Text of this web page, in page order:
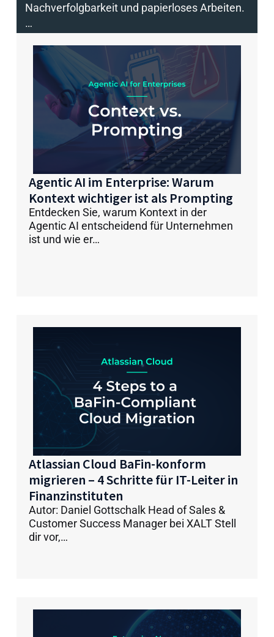
Nachverfolgbarkeit und papierloses Arbeiten.
…
Agentic AI im Enterprise: Warum
Kontext wichtiger ist als Prompting
Entdecken Sie, warum Kontext in der
Agentic AI entscheidend für Unternehmen
ist und wie er…
Atlassian Cloud BaFin-konform
migrieren – 4 Schritte für IT-Leiter in
Finanzinstituten
Autor: Daniel Gottschalk Head of Sales &
Customer Success Manager bei XALT Stell
dir vor,…